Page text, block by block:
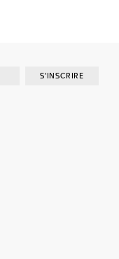
S'INSCRIRE